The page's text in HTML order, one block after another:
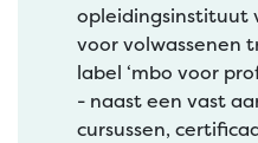
opleidingsinstituut
voor volwassenen
label ‘mbo voor
- naast een vast
cursussen,